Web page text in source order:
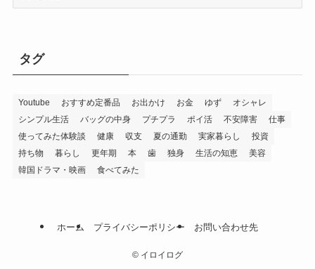
ブタグ
Youtube おすすめ定番品 お出かけ お金 ゆず
オシャレ
シンプル生活
バッグの中身 プチプラ ポイ活 不安障害
仕事
使ってみた体験談
健康 収支 夏の通勤 実家暮らし
投資
持ち物
暮らし 更年期 本 歯 独身 生活の知恵
美容
韓国ドラマ・映画
食べてみた
ホーム プライバシーポリシー お問い合わせ先
© イロイログ